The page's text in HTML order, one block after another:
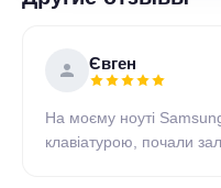
Євген
На моєму ноуті
клавіатурою, почали